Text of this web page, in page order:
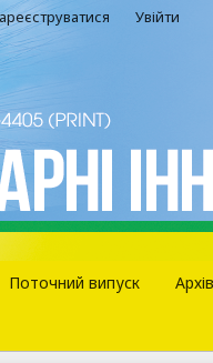
Поточний випуск
Увійти